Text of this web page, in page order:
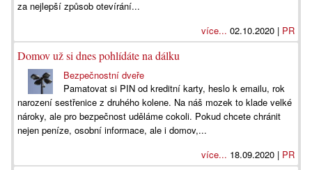
za nejlepší způsob otevírání...
více... 02.10.2020 | PR
Domov už si dnes pohlídáte na dálku
Bezpečnostní dveře
Pamatovat si PIN od kreditní karty, heslo k emailu, rok
narození sestřenice z druhého kolene. Na náš mozek to klade velké
nároky, ale pro bezpečnost uděláme cokoli. Pokud chcete chránit
nejen peníze, osobní informace, ale i domov,...
více... 18.09.2020 | PR